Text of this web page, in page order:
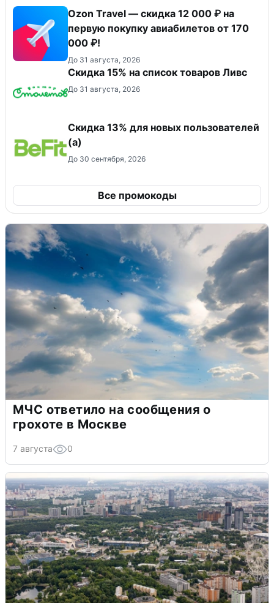
Ozon Travel — скидка 12 000 ₽ на
первую покупку авиабилетов от 170
000 ₽!
До 31 августа, 2026
Скидка 15% на список товаров Ливс
До 31 августа, 2026
Скидка 13% для новых пользователей
(а)
До 30 сентября, 2026
Все промокоды
МЧС ответило на сообщения о
грохоте в Москве
7 августа 0